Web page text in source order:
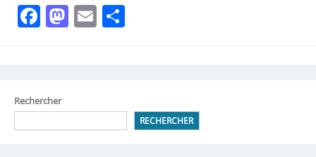
Facebook
Mastodon
Email
Rechercher
RECHERCHER